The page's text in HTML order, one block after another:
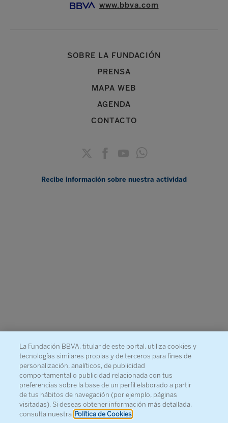
www.bbva.com
SOBRE LA FUNDACIÓN
PRENSA
MAPA WEB
AGENDA
CONTACTO
Recibe información sobre nuestra actividad
La Fundación BBVA, titular de este portal, utiliza cookies y
tecnologías similares propias y de terceros para fines de
personalización, analíticos, de publicidad
comportamental o publicidad relacionada con tus
preferencias sobre la base de un perfil elaborado a partir
de tus hábitos de navegación (por ejemplo, páginas
visitadas). Si deseas obtener información más detallada,
consulta nuestra Política de Cookies